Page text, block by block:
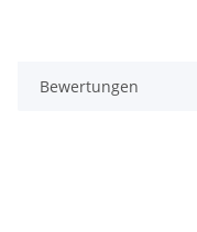
Bewertungen